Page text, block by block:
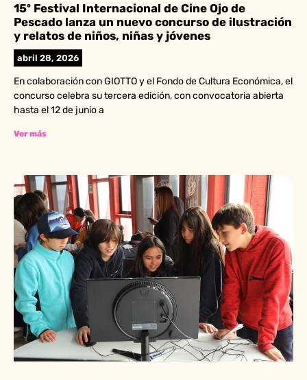
15º Festival Internacional de Cine Ojo de
Pescado lanza un nuevo concurso de ilustración
y relatos de niños, niñas y jóvenes
abril 28, 2026
En colaboración con GIOTTO y el Fondo de Cultura Económica, el
concurso celebra su tercera edición, con convocatoria abierta
hasta el 12 de junio a
Ver más